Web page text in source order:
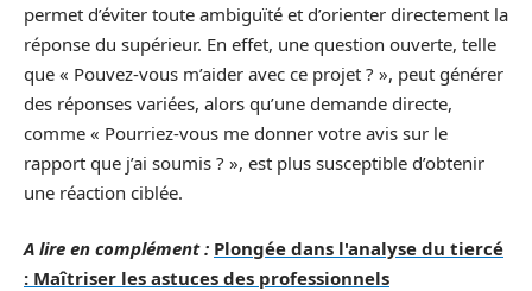
permet d’éviter toute ambiguïté et d’orienter directement la
réponse du supérieur. En effet, une question ouverte, telle
que « Pouvez-vous m’aider avec ce projet ? », peut générer
des réponses variées, alors qu’une demande directe,
comme « Pourriez-vous me donner votre avis sur le
rapport que j’ai soumis ? », est plus susceptible d’obtenir
une réaction ciblée.
A lire en complément : Plongée dans l'analyse du tiercé
: Maîtriser les astuces des professionnels